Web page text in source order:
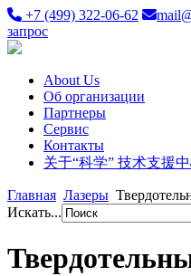
+7 (499) 322-06-62
запрос
About Us
Об организации
Партнеры
Сервис
Контакты
关于“科学” 技术支援
Главная Лазеры
Искать...